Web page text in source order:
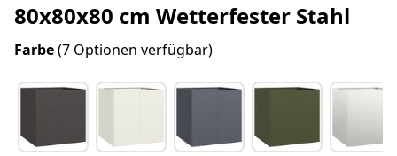
80x80x80 cm Wetterfester Stahl
Farbe(7 Optionen verfügbar)